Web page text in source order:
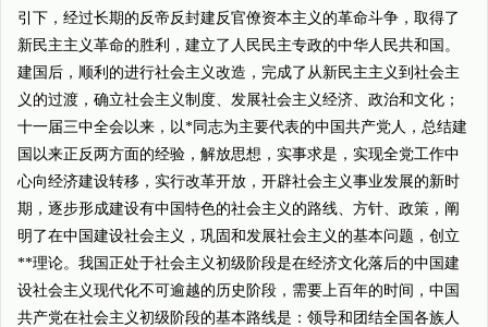
引下，经过长期的反帝反封建反官僚资本主义的革命斗争，取得了
新民主主义革命的胜利，建立了人民民主专政的中华人民共和国。
建国后，顺利的进行社会主义改造，完成了从新民主主义到社会主
义的过渡，确立社会主义制度、发展社会主义经济、政治和文化；
十一届三中全会以来，以*同志为主要代表的中国共产党人，总结建
国以来正反两方面的经验，解放思想，实事求是，实现全党工作中
心向经济建设转移，实行改革开放，开辟社会主义事业发展的新时
期，逐步形成建设有中国特色的社会主义的路线、方针、政策，阐
明了在中国建设社会主义，巩固和发展社会主义的基本问题，创立
**理论。我国正处于社会主义初级阶段是在经济文化落后的中国建
设社会主义现代化不可逾越的历史阶段，需要上百年的时间，中国
共产党在社会主义初级阶段的基本路线是：领导和团结全国各族人